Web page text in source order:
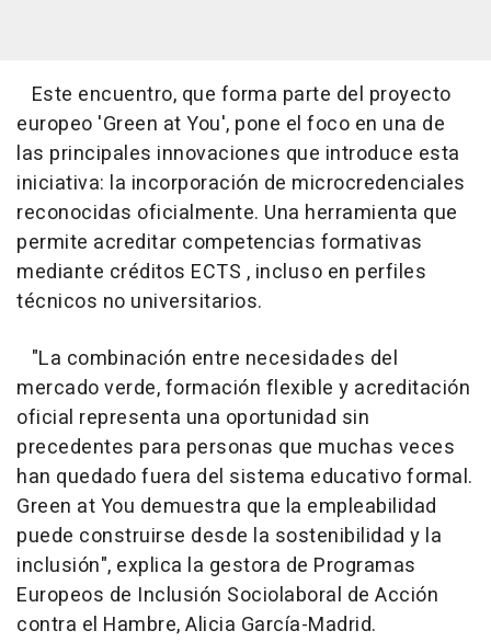
Este encuentro, que forma parte del proyecto
europeo 'Green at You', pone el foco en una de
las principales innovaciones que introduce esta
iniciativa: la incorporación de microcredenciales
reconocidas oficialmente. Una herramienta que
permite acreditar competencias formativas
mediante créditos ECTS , incluso en perfiles
técnicos no universitarios.
"La combinación entre necesidades del
mercado verde, formación flexible y acreditación
oficial representa una oportunidad sin
precedentes para personas que muchas veces
han quedado fuera del sistema educativo formal.
Green at You demuestra que la empleabilidad
puede construirse desde la sostenibilidad y la
inclusión", explica la gestora de Programas
Europeos de Inclusión Sociolaboral de Acción
contra el Hambre, Alicia García-Madrid.